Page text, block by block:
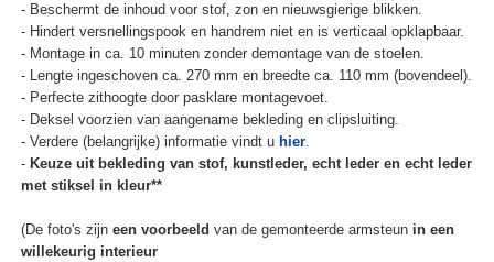
- Beschermt de inhoud voor stof, zon en nieuwsgierige blikken.
- Hindert versnellingspook en handrem niet en is verticaal opklapbaar.
- Montage in ca. 10 minuten zonder demontage van de stoelen.
- Lengte ingeschoven ca. 270 mm en breedte ca. 110 mm (bovendeel).
- Perfecte zithoogte door pasklare montagevoet.
- Deksel voorzien van aangename bekleding en clipsluiting.
- Verdere (belangrijke) informatie vindt u hier.
- Keuze uit bekleding van stof, kunstleder, echt leder en echt leder
met stiksel in kleur**
(De foto's zijn een voorbeeld van de gemonteerde armsteun in een
willekeurig interieur